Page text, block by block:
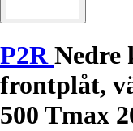
P2RNedre
frontplåt,
500 Tmax